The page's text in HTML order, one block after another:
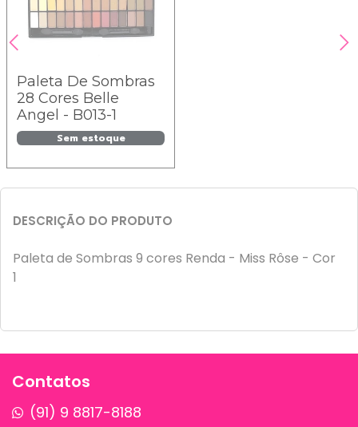
Paleta De Sombras
28 Cores Belle
Angel - B013-1
Sem estoque
DESCRIÇÃO DO PRODUTO
Paleta de Sombras 9 cores Renda - Miss Rôse - Cor
1
Contatos
(91) 9 8817-8188